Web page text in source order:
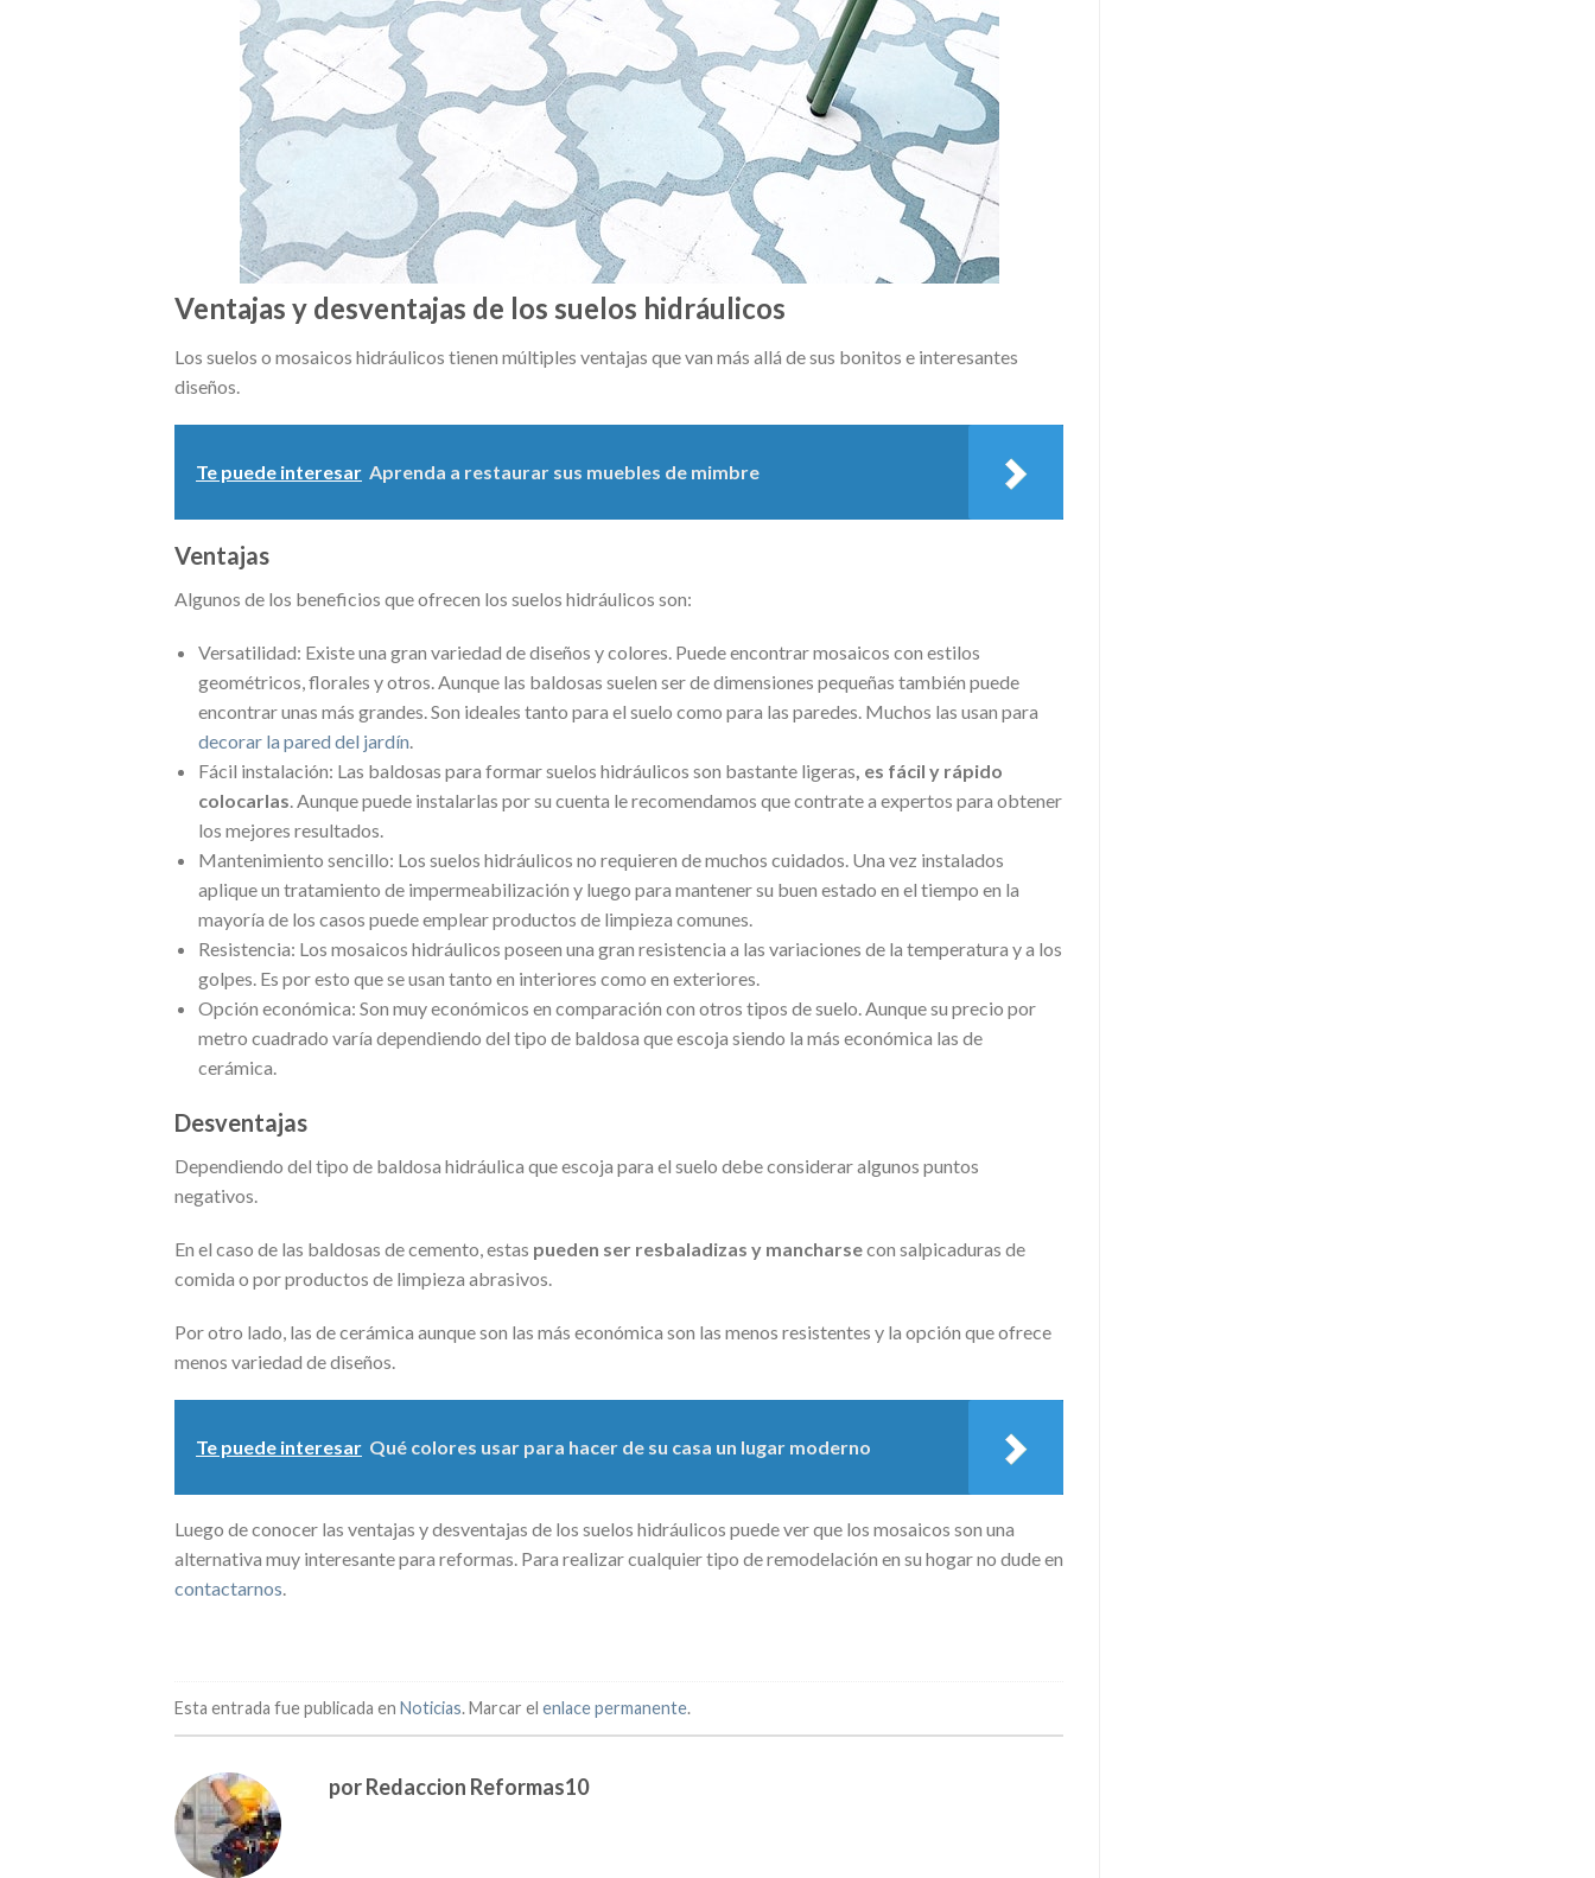
Ventajas y desventajas de los suelos hidráulicos
Los suelos o mosaicos hidráulicos tienen múltiples ventajas que van más allá de sus bonitos e interesantes
diseños.
Te puede interesar Aprenda a restaurar sus muebles de mimbre
Ventajas
Algunos de los beneficios que ofrecen los suelos hidráulicos son:
Versatilidad: Existe una gran variedad de diseños y colores. Puede encontrar mosaicos con estilos
geométricos, florales y otros. Aunque las baldosas suelen ser de dimensiones pequeñas también puede
encontrar unas más grandes. Son ideales tanto para el suelo como para las paredes. Muchos las usan para
decorar la pared del jardín.
Fácil instalación: Las baldosas para formar suelos hidráulicos son bastante ligeras, es fácil y rápido
colocarlas. Aunque puede instalarlas por su cuenta le recomendamos que contrate a expertos para obtener
los mejores resultados.
Mantenimiento sencillo: Los suelos hidráulicos no requieren de muchos cuidados. Una vez instalados
aplique un tratamiento de impermeabilización y luego para mantener su buen estado en el tiempo en la
mayoría de los casos puede emplear productos de limpieza comunes.
Resistencia: Los mosaicos hidráulicos poseen una gran resistencia a las variaciones de la temperatura y a los
golpes. Es por esto que se usan tanto en interiores como en exteriores.
Opción económica: Son muy económicos en comparación con otros tipos de suelo. Aunque su precio por
metro cuadrado varía dependiendo del tipo de baldosa que escoja siendo la más económica las de
cerámica.
Desventajas
Dependiendo del tipo de baldosa hidráulica que escoja para el suelo debe considerar algunos puntos
negativos.
En el caso de las baldosas de cemento, estas pueden ser resbaladizas y mancharsecon salpicaduras de
comida o por productos de limpieza abrasivos.
Por otro lado, las de cerámica aunque son las más económica son las menos resistentes y la opción que ofrece
menos variedad de diseños.
Te puede interesar Qué colores usar para hacer de su casa un lugar moderno
Luego de conocer las ventajas y desventajas de los suelos hidráulicos puede ver que los mosaicos son una
alternativa muy interesante para reformas. Para realizar cualquier tipo de remodelación en su hogar no dude en
contactarnos.
Esta entrada fue publicada en Noticias. Marcar el enlace permanente.
por Redaccion Reformas10